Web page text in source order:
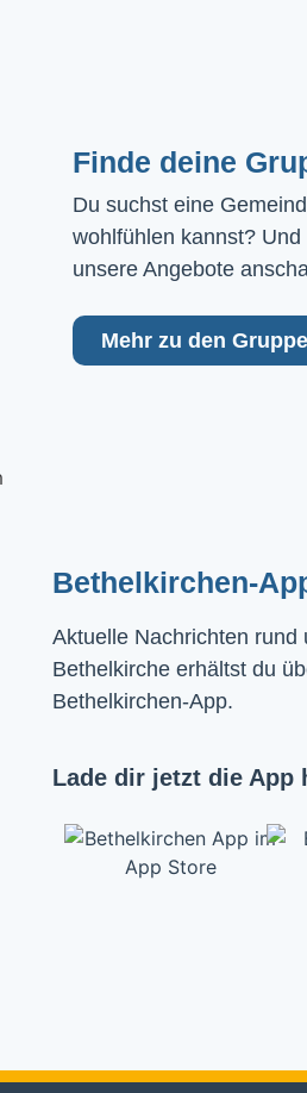
Finde deine
Du suchst eine
wohlfühlen kannst?
unsere Angebote
Mehr zu den
Bethelkirchen-
Aktuelle Nachrichten rund
Bethelkirche erhältst du
Bethelkirchen-App.
Lade dir jetzt die App